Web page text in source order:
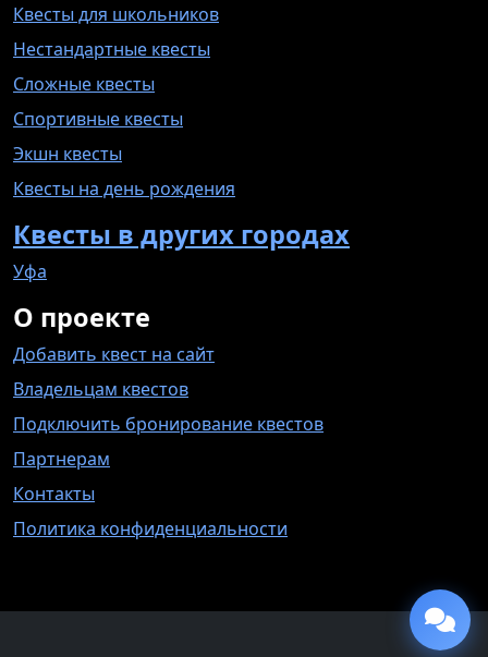
Квесты для школьников
Нестандартные квесты
Сложные квесты
Спортивные квесты
Экшн квесты
Квесты на день рождения
Квесты в других городах
Уфа
О проекте
Добавить квест на сайт
Владельцам квестов
Подключить бронирование квестов
Партнерам
Контакты
Политика конфиденциальности